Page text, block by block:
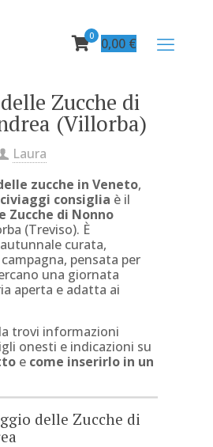
0 0,00 €
Zucche di
(Villorba)
Laura
zucche in Veneto,
consiglia è il
Zucche di Nonno
(Treviso). È
curata,
pensata per
una giornata
aperta e adatta ai
trovi informazioni
onesti e indicazioni su
e come inserirlo in un
delle Zucche di